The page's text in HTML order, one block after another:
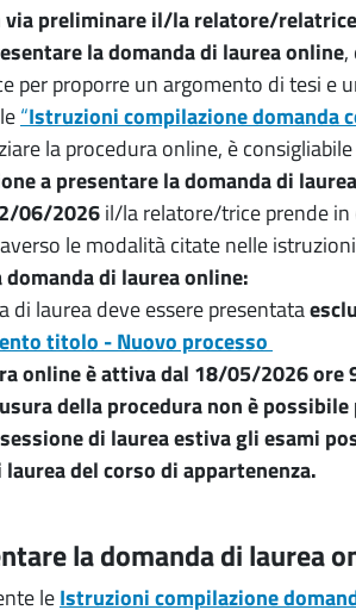
via preliminare il/la relatore/
la domanda di laurea online,
per proporre un argomento di tesi e
“Istruzioni compilazione domanda
la procedura online, è
a presentare la domanda di
06/2026il/la relatore/trice prende
le modalità citate nelle
domanda di laurea online:
di laurea deve essere presentata
titolo - Nuovo processo
online è attiva dal 18/05/2026ore
della procedura non è
di laurea estiva gli esami
del corso di appartenenza.
la domanda di laurea
leIstruzioni compilazione